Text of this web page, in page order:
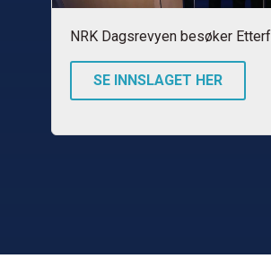
NRK Dagsrevyen besøker
SE INNSLAGET HER